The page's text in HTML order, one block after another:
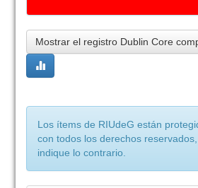
Mostrar el registro Dublin Core
Los ítems de RIUdeG están
con todos los derechos
indique lo contrario.